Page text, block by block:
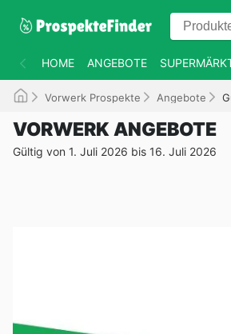
HOME ANGEBOTE
Vorwerk Prospekte Angebote
VORWERK ANGEBOTE
Gültig von 1. Juli 2026 bis 16. Juli 2026